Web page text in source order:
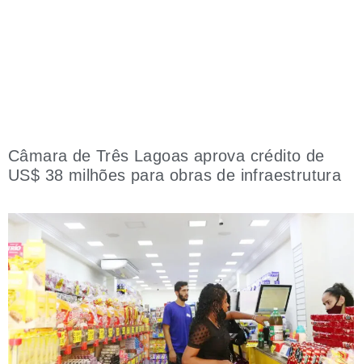
Câmara de Três Lagoas aprova crédito de
US$ 38 milhões para obras de infraestrutura